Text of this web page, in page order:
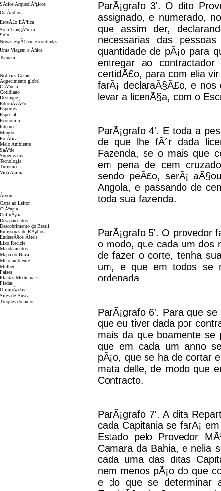
SÃ­tios ArqueolÃ³gicos
Os Ãndios
ErosÃ£o EÃ³lica
Soja TrangÃªnica
Solo
Novas espÃ©cie encontradas
Uma Viagem a Ãfrica
Tsunami
Noticias Gerais
Aquecimento global
CiÃªncia
Cotidiano
Destaque
EducaÃ§Ã£o
Esportes
Especial
Economia
Internet
Mundo
PolÃ­tica
Meio Ambiente
SaÃºde
Super gatas
Tecnologia
Turismo
Vida Animal
Ãrvore
Carta ao Leitor
CiÃªncia
CulinÃ¡ria
Desaparecidos
Descobrimento do Brasil
Emissoras de RÃ¡dios
EndereÃ§os Ãšteis
Lixo Recicle
Mandamentos
Mapa do Brasil
Meio ambiente
Mulher
Paises
Plantas Medicinais
Piadas
OlimpÃ­adas
Sites de Busca
Truques do amor
ParÃ¡grafo 3'. O dito
assignado, e numerado,
que assim der,
necessarias das
quantidade de pÃ¡o para
entregar ao
certidÃ£o, para com elia
farÃ¡ declaraÃ§Ã£o, e
levar a licenÃ§a, com o
ParÃ¡grafo 4'. E toda a
de que lhe fÃ´r dada
Fazenda, se o mais que
em pena de cem
sendo peÃ£o, serÃ¡
Angola, e passando de
toda sua fazenda.
ParÃ¡grafo 5'. O provedor
o modo, que cada um dos
de fazer o corte, tenha
um, e que em todos se
ordenada
ParÃ¡grafo 6'. Para que
que eu tiver dada por
mais da que boamente se
que em cada um anno
pÃ¡o, que se ha de cortar
mata delle, de modo que
Contracto.
ParÃ¡grafo 7'. A dita
cada Capitania se farÃ¡
Estado pelo Provedor
Camara da Bahia, e nelia
cada uma das ditas
nem menos pÃ¡o do que
e do que se determinar